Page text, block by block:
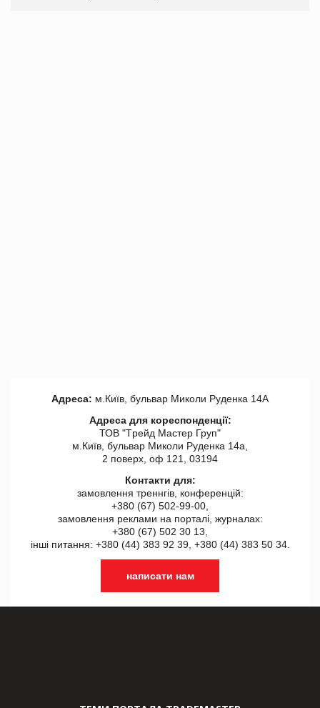
Адреса: м.Київ, бульвар Миколи Руденка 14А
Адреса для кореспонденції:
ТОВ "Tрейд Мастер Груп"
м.Київ, бульвар Миколи Руденка 14а,
2 поверх, оф 121, 03194
Контакти для:
замовлення треннгів, конференцій:
+380 (67) 502-99-00,
замовлення реклами на порталі, журналах:
+380 (67) 502 30 13,
інші питання: +380 (44) 383 92 39, +380 (44) 383 50 34.
написати нам